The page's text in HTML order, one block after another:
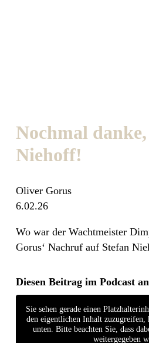
Nochmal
Niehoff!
Oliver Gorus
6.02.26
Wo war der Wachtmeister
Gorus‘ Nachruf auf Stefan
Diesen Beitrag im Podcast
Sie sehen gerade einen
den eigentlichen Inhalt
unten. Bitte beachten Sie, dass
weitergegeben